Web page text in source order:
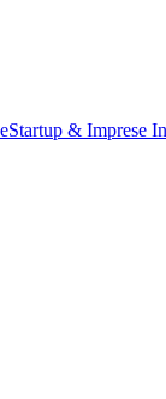
Startup & Imprese